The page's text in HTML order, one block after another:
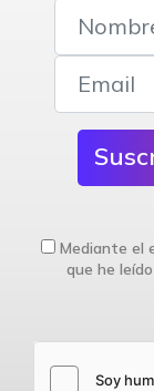
Mediante el
que he